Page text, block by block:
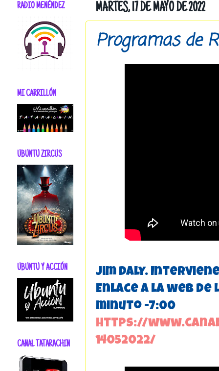
MARTES, 17 DE MAYO DE 2022
Programas de
Jim Daly.
Enlace a la web de
minuto -7:00
https://
14052022/
RADIO MENÉNDEZ
MI CARRILLÓN
UBUNTU ZIRCUS
UBUNTU Y ACCIÓN
CANAL TATARACHIN